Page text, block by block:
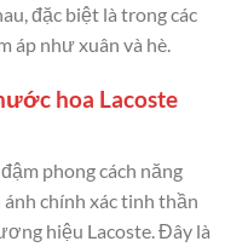
đặc biệt là trong các
áp như xuân và hè.
hoa Lacoste
phong cách năng
chính xác tinh thần
hiệu Lacoste. Đây là